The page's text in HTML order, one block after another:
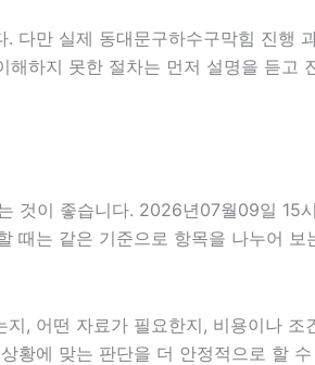
. 다만 실제 동대문구하수구막힘 진행
하지 못한 절차는 먼저 설명을 듣고
것이 좋습니다. 2026년07월09일 15
때는 같은 기준으로 항목을 나누어 보
, 어떤 자료가 필요한지, 비용이나
황에 맞는 판단을 더 안정적으로 할